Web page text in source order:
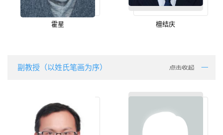
霍星 檀结庆
副教授（以姓氏笔画为序）